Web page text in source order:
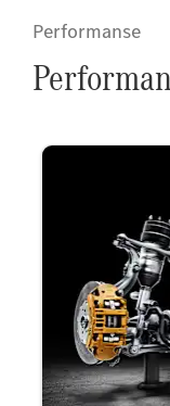
Performanse